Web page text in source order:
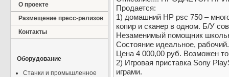
О проекте
Размещение пресс-релизов
Контакты
Оборудование
Станки и промышленное
Продается:
1) домашний НР psc 750 –
копир и сканер в одном. Б/У
Незаменимый помощник
Состояние идеальное, рабочий.
Цена 4 000,00 руб. Возможен
2) Игровая приставка Sony
играми.